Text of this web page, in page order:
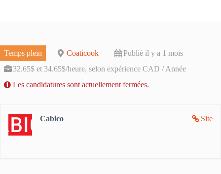
Temps plein Coaticook
Publié il y a 1 mois
32.65$ et 34.65$/heure, selon expérience CAD / Année
Les candidatures sont actuellement fermées.
Site
Cabico